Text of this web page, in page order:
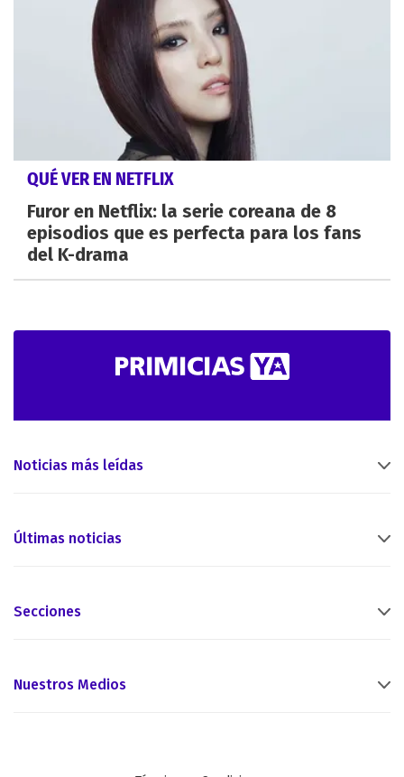
QUÉ VER EN NETFLIX
Furor en Netflix: la serie coreana de 8
episodios que es perfecta para los fans
del K-drama
Noticias más leídas
Últimas noticias
Secciones
Nuestros Medios